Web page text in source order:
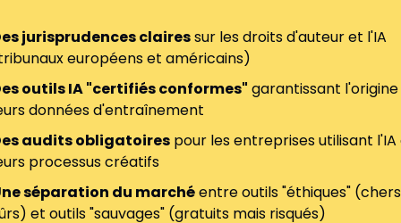
jurisprudences claires sur les droits d'auteur et l'IA
européens et américains)
outils IA "certifiés conformes" garantissant l'origine
données d'entraînement
audits obligatoires pour les entreprises utilisant l'IA
processus créatifs
séparation du marché entre outils "éthiques"
et outils "sauvages" (gratuits mais risqués)